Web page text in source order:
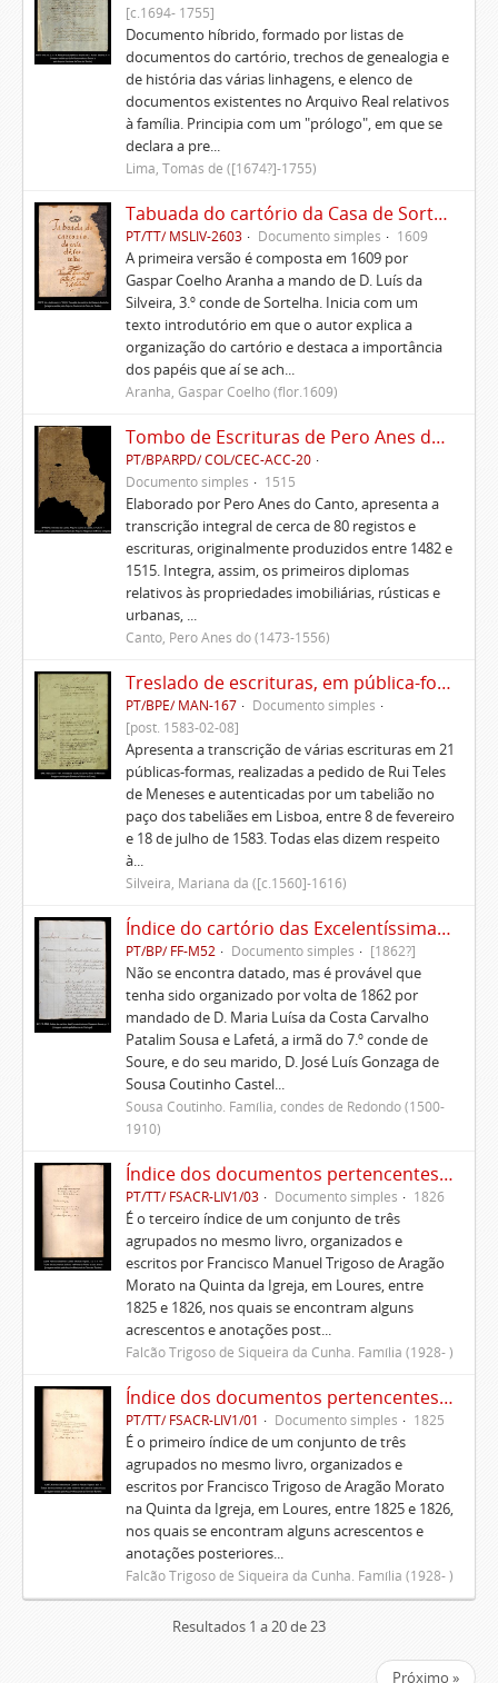
[c.1694- 1755]
Documento híbrido, formado por listas de
documentos do cartório, trechos de genealogia e
de história das várias linhagens, e elenco de
documentos existentes no Arquivo Real relativos
à família. Principia com um "prólogo", em que se
declara a pre...
Lima, Tomás de ([1674?]-1755)
Tabuada do cartório da Casa de Sortelha
PT/TT/ MSLIV-2603 Documento simples 1609
A primeira versão é composta em 1609 por
Gaspar Coelho Aranha a mando de D. Luís da
Silveira, 3.º conde de Sortelha. Inicia com um
texto introdutório em que o autor explica a
organização do cartório e destaca a importância
dos papéis que aí se ach...
Aranha, Gaspar Coelho (flor.1609)
Tombo de Escrituras de Pero Anes do Canto
PT/BPARPD/ COL/CEC-ACC-20
Documento simples
1515
Elaborado por Pero Anes do Canto, apresenta a
transcrição integral de cerca de 80 registos e
escrituras, originalmente produzidos entre 1482 e
1515. Integra, assim, os primeiros diplomas
relativos às propriedades imobiliárias, rústicas e
urbanas, ...
Canto, Pero Anes do (1473-1556)
Treslado de escrituras, em pública-forma, de Rui Teles de Meneses
PT/BPE/ MAN-167
Documento simples
[post. 1583-02-08]
Apresenta a transcrição de várias escrituras em 21
públicas-formas, realizadas a pedido de Rui Teles
de Meneses e autenticadas por um tabelião no
paço dos tabeliães em Lisboa, entre 8 de fevereiro
e 18 de julho de 1583. Todas elas dizem respeito
à...
Silveira, Mariana da ([c.1560]-1616)
Índice do cartório das Excelentíssimas Casas de Soure
PT/BP/ FF-M52 Documento simples [1862?]
Não se encontra datado, mas é provável que
tenha sido organizado por volta de 1862 por
mandado de D. Maria Luísa da Costa Carvalho
Patalim Sousa e Lafetá, a irmã do 7.º conde de
Soure, e do seu marido, D. José Luís Gonzaga de
Sousa Coutinho Castel...
Sousa Coutinho. Família, condes de Redondo (1500-
1910)
Índice dos documentos pertencentes à Casa que administra Francisco Trigoso de Aragão Morato na Ponte da Pedra, termo da vila da Atalaia, e suas anexas
PT/TT/ FSACR-LIV1/03 Documento simples 1826
É o terceiro índice de um conjunto de três
agrupados no mesmo livro, organizados e
escritos por Francisco Manuel Trigoso de Aragão
Morato na Quinta da Igreja, em Loures, entre
1825 e 1826, nos quais se encontram alguns
acrescentos e anotações post...
Falcão Trigoso de Siqueira da Cunha. Família (1928- )
Índice dos documentos pertencentes à Casa que administra Francisco Trigoso de Aragão Morato no termo de Lisboa e suas anexas
PT/TT/ FSACR-LIV1/01 Documento simples 1825
É o primeiro índice de um conjunto de três
agrupados no mesmo livro, organizados e
escritos por Francisco Trigoso de Aragão Morato
na Quinta da Igreja, em Loures, entre 1825 e 1826,
nos quais se encontram alguns acrescentos e
anotações posteriores...
Falcão Trigoso de Siqueira da Cunha. Família (1928- )
Resultados 1 a 20 de 23
Próximo »